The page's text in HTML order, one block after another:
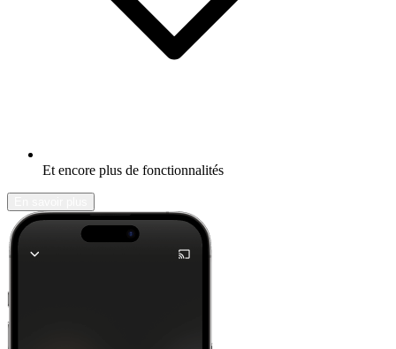
Et encore plus de fonctionnalités